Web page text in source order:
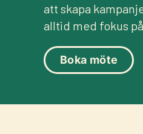
att skapa
alltid med fokus
Boka möte